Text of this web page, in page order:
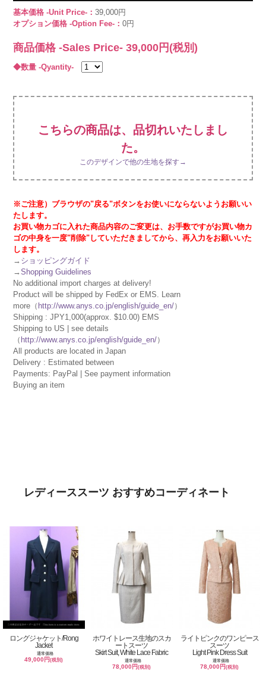
基本価格 -Unit Price-：39,000円
オプション価格 -Option Fee-：0円
商品価格 -Sales Price-39,000 円(税別)
◆数量 -Qyantity-
こちらの商品は、品切れいたしまし
た。
このデザインで他の生地を探す→
※ご注意）ブラウザの"戻る"ボタンをお使いにならないようお願いい
たします。
お買い物カゴに入れた商品内容のご変更は、お手数ですがお買い物カ
ゴの中身を一度"削除"していただきましてから、再入力をお願いいた
します。
→ ショッピングガイド
→Shopping Guidelines
No additional import charges at delivery!
Product will be shipped by FedEx or EMS. Learn
more（ http://www.anys.co.jp/english/guide_en/）
Shipping : JPY1,000(approx. $10.00) EMS
Shipping to US | see details
（ http://www.anys.co.jp/english/guide_en/）
All products are located in Japan
Delivery : Estimated between
Payments: PayPal | See payment information
Buying an item
レディーススーツ おすすめコーディネート
ロングジャケット/Rong
Jacket
通常価格
49,000円(税別)
ホワイトレース生地のスカ
ートスーツ
Skirt Suit, White Lace Fabric
通常価格
78,000円(税別)
ライトピンクのワンピース
スーツ
Light Pink Dress Suit
通常価格
78,000円(税別)